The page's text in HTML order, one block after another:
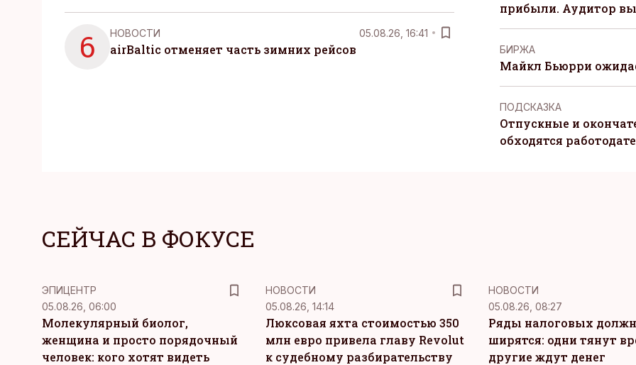
6 НОВОСТИ 05.08.26, 16:41
airBaltic отменяет часть зимних рейсов
прибыли. Аудитор
БИРЖА
Майкл Бьюрри
ПОДСКАЗКА
Отпускные и
обходятся
СЕЙЧАС В ФОКУСЕ
ЭПИЦЕНТР
05.08.26, 06:00
Молекулярный биолог,
женщина и просто порядочный
человек: кого хотят видеть
НОВОСТИ
05.08.26, 14:14
Люксовая яхта стоимостью 350
млн евро привела главу Revolut
к судебному разбирательству
НОВОСТИ
05.08.26, 08:27
Ряды налоговых
ширятся: одни тянут
другие ждут денег